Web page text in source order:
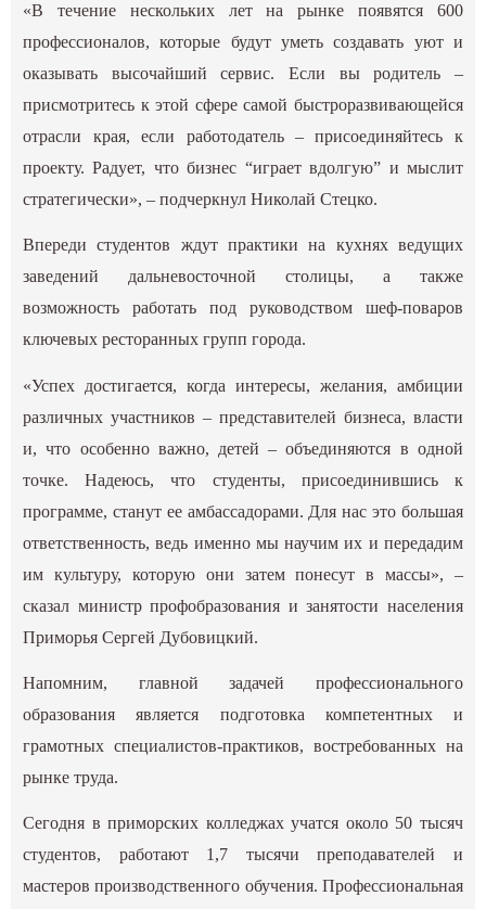
«В течение нескольких лет на рынке появятся 600
профессионалов, которые будут уметь создавать уют и
оказывать высочайший сервис. Если вы родитель –
присмотритесь к этой сфере самой быстроразвивающейся
отрасли края, если работодатель – присоединяйтесь к
проекту. Радует, что бизнес “играет вдолгую” и мыслит
стратегически», – подчеркнул Николай Стецко.
Впереди студентов ждут практики на кухнях ведущих
заведений дальневосточной столицы, а также
возможность работать под руководством шеф-поваров
ключевых ресторанных групп города.
«Успех достигается, когда интересы, желания, амбиции
различных участников – представителей бизнеса, власти
и, что особенно важно, детей – объединяются в одной
точке. Надеюсь, что студенты, присоединившись к
программе, станут ее амбассадорами. Для нас это большая
ответственность, ведь именно мы научим их и передадим
им культуру, которую они затем понесут в массы», –
сказал министр профобразования и занятости населения
Приморья Сергей Дубовицкий.
Напомним, главной задачей профессионального
образования является подготовка компетентных и
грамотных специалистов-практиков, востребованных на
рынке труда.
Сегодня в приморских колледжах учатся около 50 тысяч
студентов, работают 1,7 тысячи преподавателей и
мастеров производственного обучения. Профессиональная